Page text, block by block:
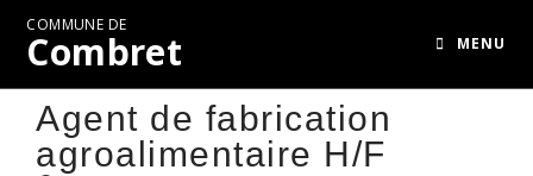
COMMUNE DE
Combret MENU
Agent de fabrication
agroalimentaire H/F